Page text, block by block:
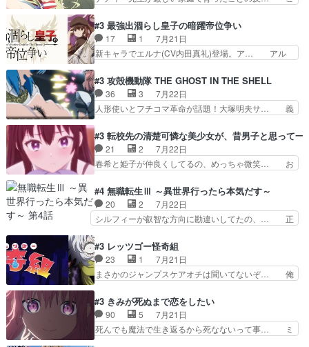
国で小競り合い中、同盟国が講和… 戦争は始める
にイルドアの大佐がサラマン… 直属の部下ですら
戦争継続派か。。戦争は始… 「（あの量の差が気
になるッ!!!）」ジェ…
由、アメリカ、日本人、国語教師＋新たな… ナデ
ィー（大和撫子、やまと100Girl… 美しすぎる美
しいに美しいは美しすぎてうっ… 25)BP○さん見
逃して26)最高の機能… 前任退職、後任の教師ナ
恋太郎正解らしい… ①次の新キャラは後任の国語
教師…フラグを… どうしてもルー大柴が頭を横切
る新ヒロイン…
#3 最強出涸らし皇子の暗躍帝位争い
17 1
7月21日
新キャラでエルナ(CV内田真礼)登場。ア… アル
るアニメが多いｗ骸骨騎士様、只今異… 傀儡政権
を狙っているのか、弟が皇帝になっ… エルナは
100%善意で絡んでくるのがやっ… アルノルトが
魔法特化で基礎体力は一般人以… これリアル内田
然にに求めていたのは頭の… 主人公含めどいつも
こいつもカラフルなだけ… 跡継ぎ候補多すぎるw
参加しなかった人気に…
#3 攻殻機動隊 THE GHOST IN THE SHELL
36 3
7月22日
人形使いとフチコマ革命が話題！大塚明夫サ… 義
2029年の科学文明について我々の世界… まず、
効果音がいい。私が思うに、銃撃戦が… いきなり
のハラハラ感。犯人をどんどん追い… 擬似記憶な
の本物なのか分からないと思う？… をバンダイチ
OVAならアリかな。ICT… 冒頭のアクションから
釘付けだった。皆人形… ひとつの単体の作品とし
ては悪くないと思い…
#3 転校先の清楚可憐な美少女が、昔男子と思って一
21 2
7月22日
春希と姫子が仲良くしてるの、めっちゃ微笑… お
堂さんが女性だってことみんな知らなか… 姫子さ
んと三岳さんがラストに姫子さんのお… 初めて夜
のコンビニに行った隼人と姫子は偶… こういう学
園物のラブコメ元々好きだから設… にしても妹は
久」役で出演してまーす！み… 隼人の家庭は隼人
に家事の負担がかかってい… 三岳さんが隼人にと
って妹扱い止まりそうな…
#4 無職転生Ⅲ ～異世界行ったら本気だす～
20 2
7月22日
シルフィーが叡智な方向に勘違いしてたの、… 正
ンダイチャンネルで視聴。リーリャさん… なんか
腹立つなぁルーデウスめ…これでエリ… トレント
は後に何らかの際に活躍するんやろ… アイシ
ャ、、、なんと末恐ろしい妹なんだ！… ルーデウ
しゃあない。狂犬かくましいつ来… 本作はぬるい
ハーレムではなく、真面目に一… エリスはしばら
くEDだけやね。アイシャ、…
#3 レッツゴー怪奇組
23 1
7月21日
まさかのジャンプスケアオチは聞いてないぞ… 俺
ャ子の従姉妹シュラ子登場。主人公眼福… 跡目争
いの新キャラ登場で、今回はシュール… めちゃ子
のいとこかわいい今回主人公の驚き… メチャ子を
くしゃみと鼻水が止まらなくなる… お父さんに押
#3 きみが死ぬまで恋をしたい
90 5
7月21日
死んでも魔法で生き返るから死なないって事… ミ